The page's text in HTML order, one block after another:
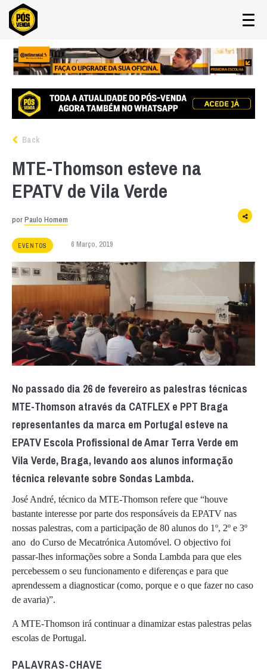
Back
MTE-Thomson esteve na
EPATV de Vila Verde
porPaulo Homem
EVENTOS 6 Março, 2019
No passado dia 26 de fevereiro as palestras técnicas
MTE-Thomson através da CATFLEX e PPT Braga
representantes da marca em Portugal esteve na
EPATV Escola Profissional de Amar Terra Verde em
Vila Verde, Braga, levando aos alunos informação
técnica relevante sobre Sondas Lambda.
José André, técnico da MTE-Thomson refere que “houve
bastante interesse por parte dos responsáveis da EPATV nas
nossas palestras, com a participação de 80 alunos do 1º, 2º e 3º
ano do Curso de Mecatrónica Automóvel. O objectivo foi
passar-lhes informações sobre a Sonda Lambda para que eles
percebessem o seu funcionamento e diferenças e para que
aprendessem a diagnosticar (como, porque e o que fazer no caso
de avaria)”.
A MTE-Thomson irá continuar a dinamizar estas palestras pelas
escolas de Portugal.
PALAVRAS-CHAVE